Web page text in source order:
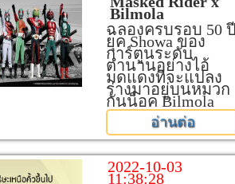
Bilmola
ฉลองครบรอบ 50 ปี
ยุค Showa ของ
การ์ตูนระดับ
ตำนานอย่างไอ้
มดแดงที่จะแปลง
ร่างมาอยู่บนหมวก
กันน็อค Bilmola
อ่านต่อ
2022-10-03
11:38:28